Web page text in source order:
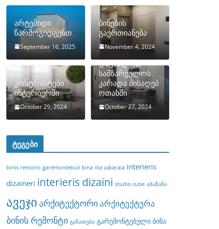
არტემიდი
წარმოგიდგენთ
September 16, 2025
ბინების
გაერთიანება
November 4, 2024
კონტრასტები
ინტერიერში
October 29, 2024
როგორ
დავმალოთ
სამზარეულოს
კარადა მისაღებ
ოთახში
October 27, 2024
ტეგები
binis remonti garemontebuli bina ilia zakaraia interieris
dizaineri interieris dizaini studio cube აბაზანა
ავეჯი არქიტექტორიარქიტექტურა
ბინის რემონტი განათება გარემონტებული ბინა